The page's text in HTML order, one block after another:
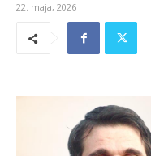
22. maja, 2026